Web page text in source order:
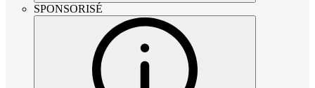
SPONSORISÉ